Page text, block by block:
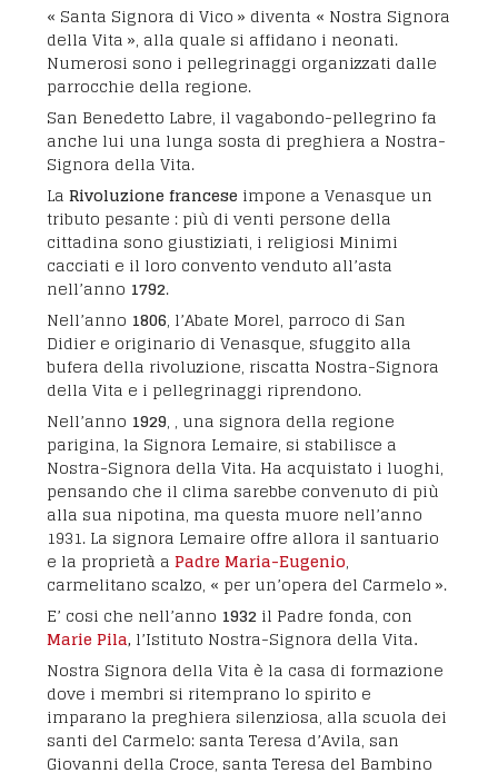
« Santa Signora di Vico » diventa « Nostra Signora
della Vita », alla quale si affidano i neonati.
Numerosi sono i pellegrinaggi organizzati dalle
parrocchie della regione.
San Benedetto Labre, il vagabondo-pellegrino fa
anche lui una lunga sosta di preghiera a Nostra-
Signora della Vita.
LaRivoluzione francese impone a Venasque un
tributo pesante : più di venti persone della
cittadina sono giustiziati, i religiosi Minimi
cacciati e il loro convento venduto all’asta
nell’anno 1792.
Nell’anno 1806, l’Abate Morel, parroco di San
Didier e originario di Venasque, sfuggito alla
bufera della rivoluzione, riscatta Nostra-Signora
della Vita e i pellegrinaggi riprendono.
Nell’anno 1929, , una signora della regione
parigina, la Signora Lemaire, si stabilisce a
Nostra-Signora della Vita. Ha acquistato i luoghi,
pensando che il clima sarebbe convenuto di più
alla sua nipotina, ma questa muore nell’anno
1931. La signora Lemaire offre allora il santuario
e la proprietà aPadre Maria-Eugenio,
carmelitano scalzo, « per un’opera del Carmelo».
E’ cosi che nell’anno 1932 il Padre fonda, con
Marie Pila, l’Istituto Nostra-Signora della Vita.
Nostra Signora della Vita è la casa di formazione
dove i membri si ritemprano lo spirito e
imparano la preghiera silenziosa, alla scuola dei
santi del Carmelo: santa Teresa d’Avila, san
Giovanni della Croce, santa Teresa del Bambino